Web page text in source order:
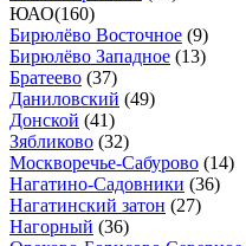
ЮАО(160)
Бирюлёво Восточное (9)
Бирюлёво Западное (13)
Братеево (37)
Даниловский (49)
Донской (41)
Зябликово (32)
Москворечье-Сабурово (14)
Нагатино-Садовники (36)
Нагатинский затон (27)
Нагорный (36)